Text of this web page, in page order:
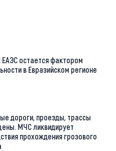
ЕАЭС остается фактором
в Евразийском регионе
дороги, проезды, трассы
МЧС ликвидирует
прохождения грозового